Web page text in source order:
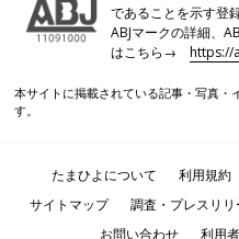
であることを示す登
ABJマークの詳細、
はこちら→https://
本サイトに掲載されている記事・写真・
す。
たまひよについて 利用規約
サイトマップ
調査・プレスリ
お問い合わせ
利用